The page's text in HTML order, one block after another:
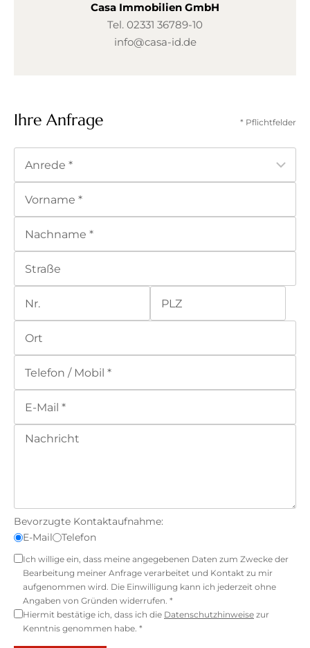
Ihre Anfrage * Pflichtfelder
Bevorzugte Kontaktaufnahme:
E-Mail
Telefon
Ich willige ein, dass meine angegebenen Daten zum Zwecke der
Bearbeitung meiner Anfrage verarbeitet und Kontakt zu mir
aufgenommen wird. Die Einwilligung kann ich jederzeit ohne
Angaben von Gründen widerrufen. *
Hiermit bestätige ich, dass ich die Datenschutzhinweise zur
Kenntnis genommen habe. *
Casa Immobilien GmbH
Tel. 02331 36789-10
info@casa-id.de